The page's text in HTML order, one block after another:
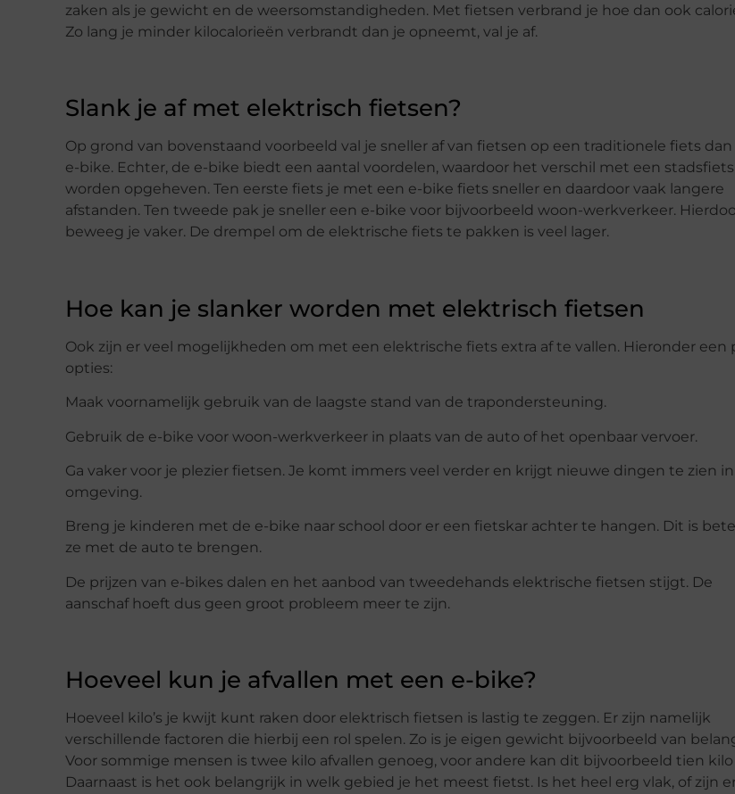
zaken als je gewicht en de weersomstandigheden. Met fietsen verbrand je hoe dan ook
Zo lang je minder kilocalorieën verbrandt dan je opneemt, val je af.
Slank je af met elektrisch fietsen?
Op grond van bovenstaand voorbeeld val je sneller af van fietsen op een traditionele fiets dan
e-bike. Echter, de e-bike biedt een aantal voordelen, waardoor het verschil met een
worden opgeheven. Ten eerste fiets je met een e-bike fiets sneller en daardoor vaak langere
afstanden. Ten tweede pak je sneller een e-bike voor bijvoorbeeld woon-werkverkeer.
beweeg je vaker. De drempel om de elektrische fiets te pakken is veel lager.
Hoe kan je slanker worden met elektrisch fietsen
Ook zijn er veel mogelijkheden om met een elektrische fiets extra af te vallen. Hieronder een
opties:
Maak voornamelijk gebruik van de laagste stand van de trapondersteuning.
Gebruik de e-bike voor woon-werkverkeer in plaats van de auto of het openbaar vervoer.
Ga vaker voor je plezier fietsen. Je komt immers veel verder en krijgt nieuwe dingen te zien
omgeving.
Breng je kinderen met de e-bike naar school door er een fietskar achter te hangen. Dit is
ze met de auto te brengen.
De prijzen van e-bikes dalen en het aanbod van tweedehands elektrische fietsen stijgt. De
aanschaf hoeft dus geen groot probleem meer te zijn.
Hoeveel kun je afvallen met een e-bike?
Hoeveel kilo’s je kwijt kunt raken door elektrisch fietsen is lastig te zeggen. Er zijn namelijk
verschillende factoren die hierbij een rol spelen. Zo is je eigen gewicht bijvoorbeeld van
Voor sommige mensen is twee kilo afvallen genoeg, voor andere kan dit bijvoorbeeld tien kilo
Daarnaast is het ook belangrijk in welk gebied je het meest fietst. Is het heel erg vlak, of zijn